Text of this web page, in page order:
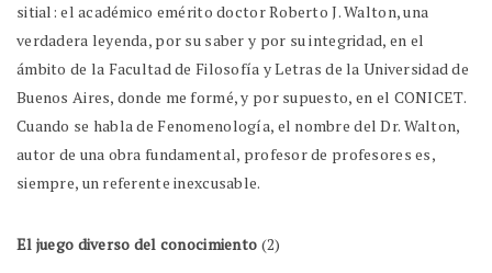
sitial: el académico emérito doctor Roberto J. Walton, una
verdadera leyenda, por su saber y por su integridad, en el
ámbito de la Facultad de Filosofía y Letras de la Universidad de
Buenos Aires, donde me formé, y por supuesto, en el CONICET.
Cuando se habla de Fenomenología, el nombre del Dr. Walton,
autor de una obra fundamental, profesor de profesores es,
siempre, un referente inexcusable.
El juego diverso del conocimiento (2)